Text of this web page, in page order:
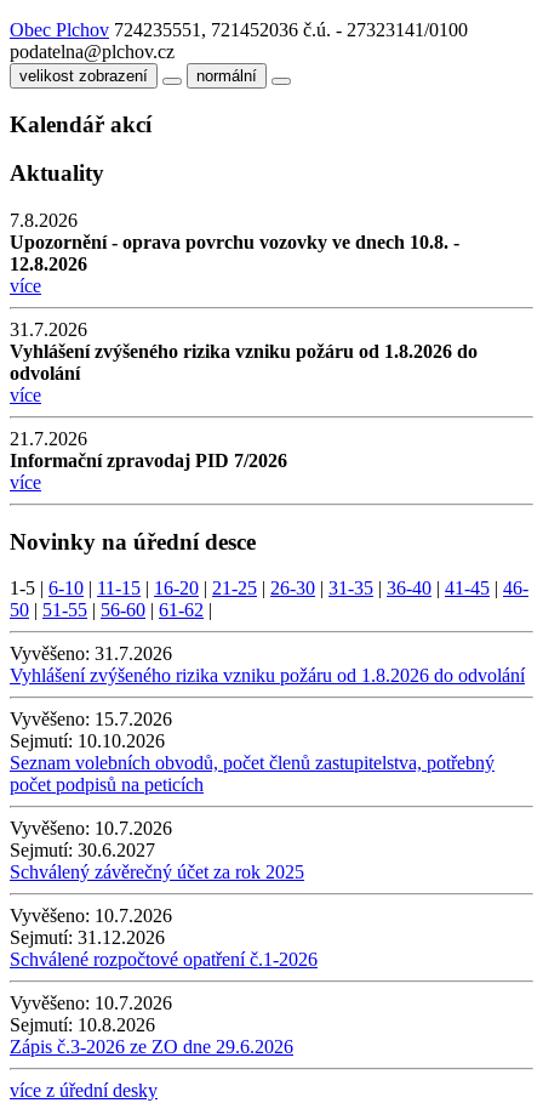
Obec Plchov 724235551, 721452036 č.ú. - 27323141/0100
podatelna@plchov.cz
velikost zobrazení normální
Kalendář akcí
Aktuality
7.8.2026
Upozornění - oprava povrchu vozovky ve dnech 10.8. -
12.8.2026
více
31.7.2026
Vyhlášení zvýšeného rizika vzniku požáru od 1.8.2026 do
odvolání
více
21.7.2026
Informační zpravodaj PID 7/2026
více
Novinky na úřední desce
1-5 6-10 11-15 16-20 21-25 26-30 31-35 36-40 41-45
46-
50
51-55 56-60 61-62
Vyvěšeno: 31.7.2026
Vyhlášení zvýšeného rizika vzniku požáru od 1.8.2026 do odvolání
Vyvěšeno: 15.7.2026
Sejmutí: 10.10.2026
Seznam volebních obvodů, počet členů zastupitelstva, potřebný
počet podpisů na peticích
Vyvěšeno: 10.7.2026
Sejmutí: 30.6.2027
Schválený závěrečný účet za rok 2025
Vyvěšeno: 10.7.2026
Sejmutí: 31.12.2026
Schválené rozpočtové opatření č.1-2026
Vyvěšeno: 10.7.2026
Sejmutí: 10.8.2026
Zápis č.3-2026 ze ZO dne 29.6.2026
více z úřední desky